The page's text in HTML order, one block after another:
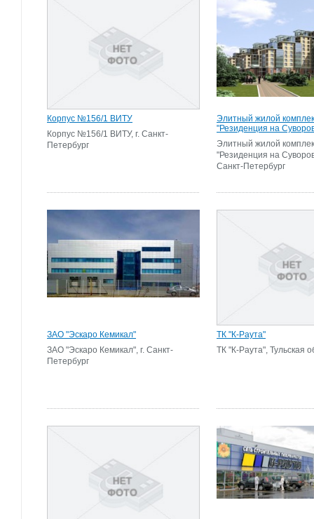
Корпус №156/1 ВИТУ
Корпус №156/1 ВИТУ, г. Санкт-
Петербург
Элитный жилой
"Резиденция на
Элитный жилой
"Резиденция на
Санкт-Петербург
ЗАО "Эскаро Кемикал"
ЗАО "Эскаро Кемикал", г. Санкт-
Петербург
ТК "К-Раута"
ТК "К-Раута", Тульская